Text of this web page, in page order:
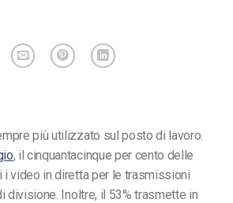
più utilizzato sul posto di lavoro.
, il cinquantacinque per cento delle
video in diretta per le trasmissioni
divisione. Inoltre, il 53% trasmette in